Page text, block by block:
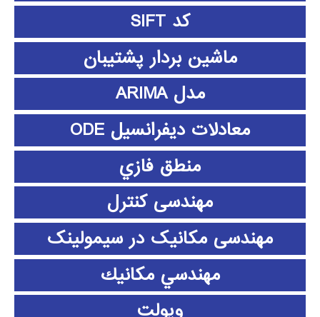
کد SIFT
ماشین بردار پشتیبان
مدل ARIMA
معادلات دیفرانسیل ODE
منطق فازي
مهندسی کنترل
مهندسی مکانیک در سیمولینک
مهندسي مكانيك
ویولت